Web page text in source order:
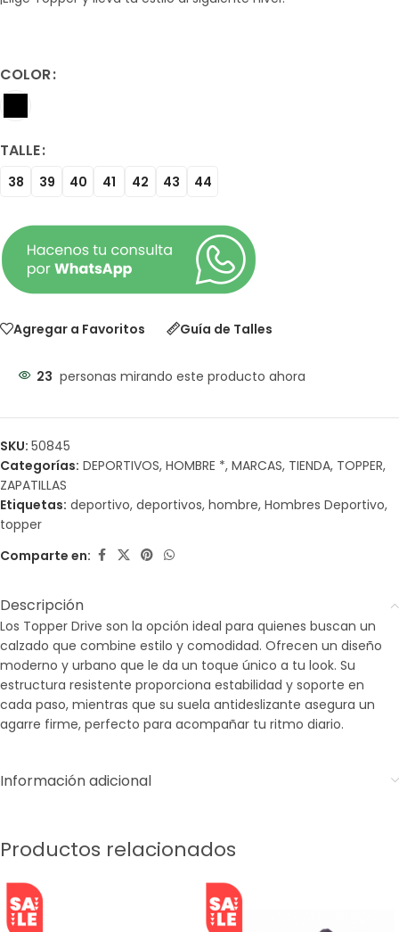
COLOR
TALLE
38 39 40 41 42 43 44
Agregar a Favoritos Guía de Talles
23 personas mirando este producto ahora
SKU: 50845
Categorías: DEPORTIVOS, HOMBRE *, MARCAS, TIENDA, TOPPER,
ZAPATILLAS
Etiquetas: deportivo, deportivos, hombre, Hombres Deportivo,
topper
Comparte en:
Descripción
Los Topper Drive son la opción ideal para quienes buscan un
calzado que combine estilo y comodidad. Ofrecen un diseño
moderno y urbano que le da un toque único a tu look. Su
estructura resistente proporciona estabilidad y soporte en
cada paso, mientras que su suela antideslizante asegura un
agarre firme, perfecto para acompañar tu ritmo diario.
Información adicional
Productos relacionados